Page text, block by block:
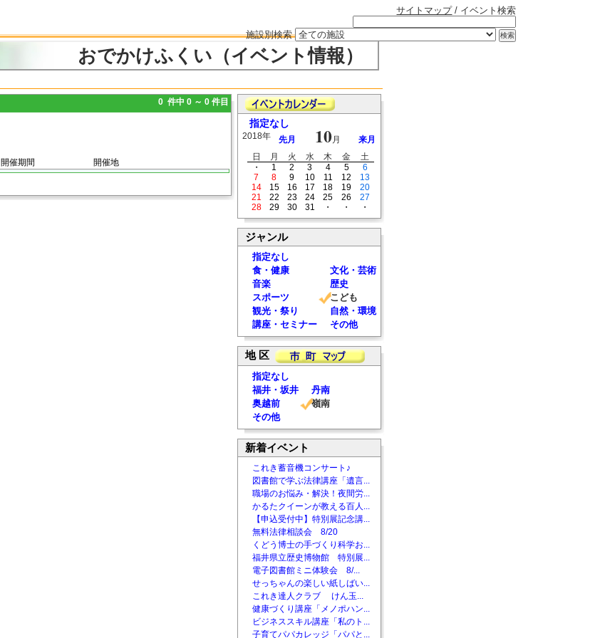
サイトマップ/ イベント検索
施設別検索
おでかけふくい（イベント情報）
0 件中 0 ～ 0 件目
開催期間 開催地
指定なし
2018年 先月 10月
来月
日
月 火 水 木 金
土
・
1 2 3 4 5
6
7
8 9 10 11 12
13
14
15 16 17 18 19
20
21
22 23 24 25 26
27
28
29 30 31 ・ ・ ・
ジャンル
指定なし
食・健康
文化・芸術
音楽
歴史
スポーツ
こども
観光・祭り
自然・環境
講座・セミナー
その他
地 区
指定なし
福井・坂井
丹南
奥越前
嶺南
その他
新着イベント
これき蓄音機コンサート♪
図書館で学ぶ法律講座「遺言...
職場のお悩み・解決！夜間労...
かるたクイーンが教える百人...
【申込受付中】特別展記念講...
無料法律相談会 8/20
くどう博士の手づくり科学お...
福井県立歴史博物館 特別展...
電子図書館ミニ体験会 8/...
せっちゃんの楽しい紙しばい...
これき達人クラブ けん玉...
健康づくり講座「メノポハン...
ビジネススキル講座「私のト...
子育てパパカレッジ「パパと...